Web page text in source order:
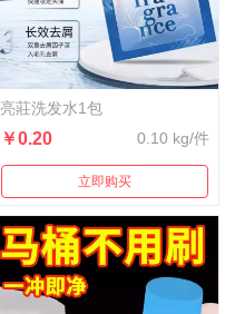
亮莊洗发水1包
￥0.20 0.10 kg/件
立即购买